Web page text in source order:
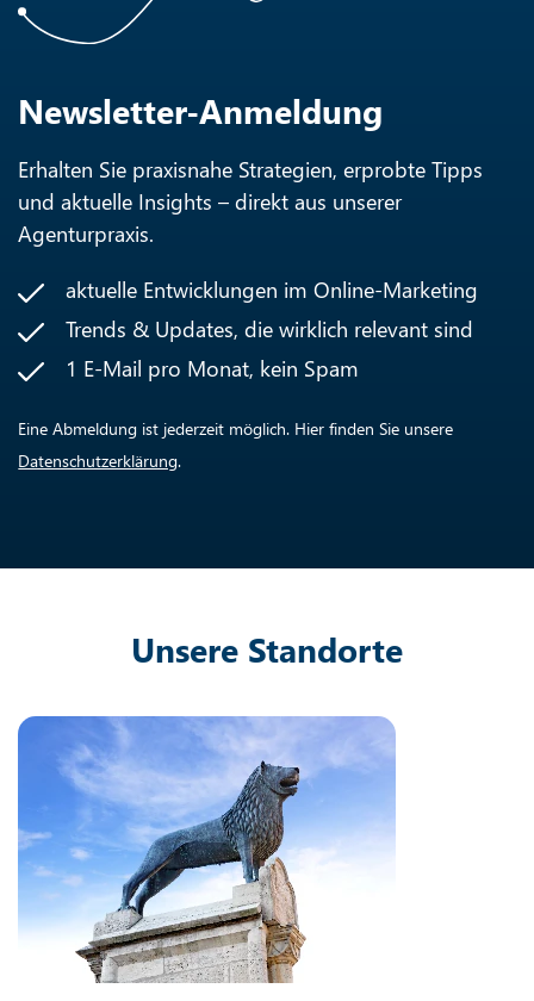
Newsletter-Anmeldung
Erhalten Sie praxisnahe Strategien, erprobte Tipps
und aktuelle Insights – direkt aus unserer
Agenturpraxis.
aktuelle Entwicklungen im Online-Marketing
Trends & Updates, die wirklich relevant sind
1 E-Mail pro Monat, kein Spam
Eine Abmeldung ist jederzeit möglich. Hier finden Sie unsere
Datenschutzerklärung.
Unsere Standorte